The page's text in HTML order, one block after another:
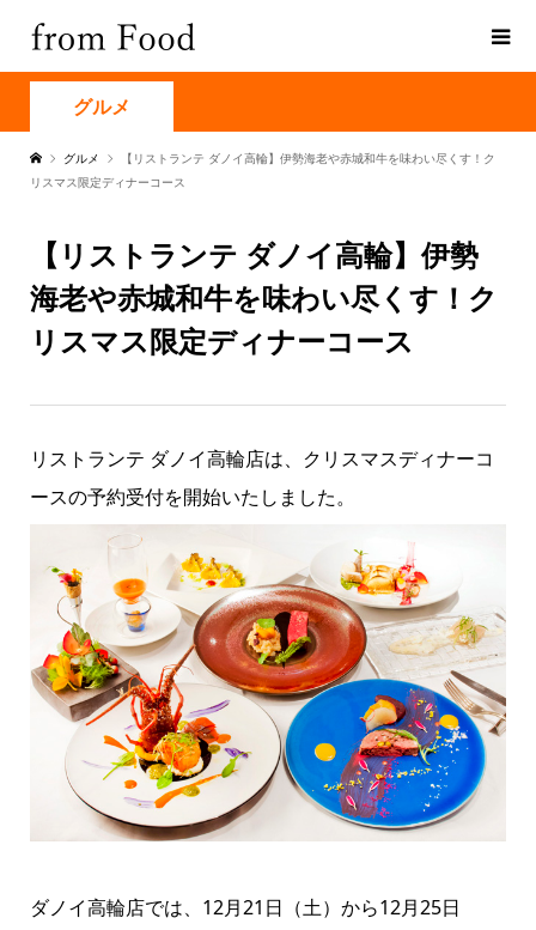
グルメ
グルメ
【リストランテ ダノイ高輪】伊勢海老や赤城和牛を味わい尽くす！ク
リスマス限定ディナーコース
【リストランテ ダノイ高輪】伊勢
海老や赤城和牛を味わい尽くす！ク
リスマス限定ディナーコース
リストランテ ダノイ高輪店は、クリスマスディナーコ
ースの予約受付を開始いたしました。
ダノイ高輪店では、12月21日（土）から12月25日